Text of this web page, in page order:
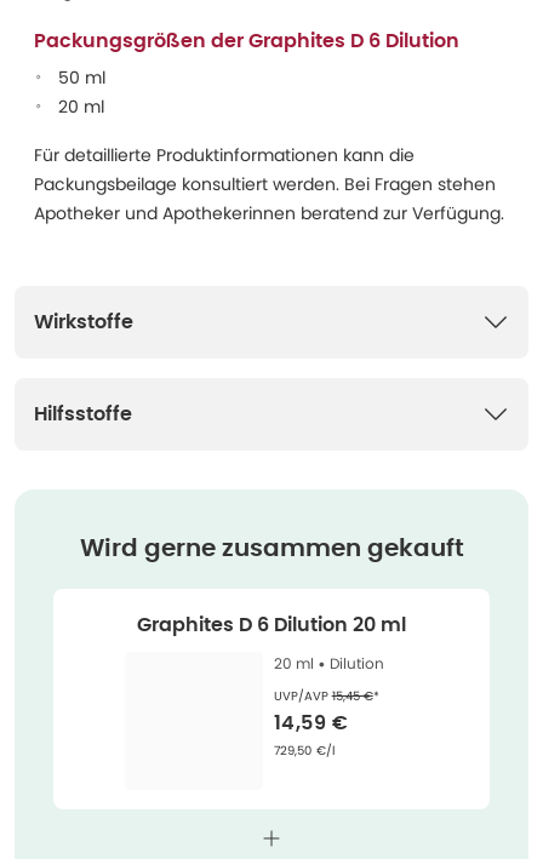
Packungsgrößen der Graphites D 6 Dilution
50 ml
20 ml
Für detaillierte Produktinformationen kann die
Packungsbeilage konsultiert werden. Bei Fragen stehen
Apotheker und Apothekerinnen beratend zur Verfügung.
Wirkstoffe
Hilfsstoffe
Wird gerne zusammen gekauft
Graphites D 6 Dilution 20 ml
20 ml • Dilution
UVP/AVPEhemaliger Preis (U V P)
15,45 €*
Verkaufspreis
14,59 €
Grundpreis
729,50 €/l